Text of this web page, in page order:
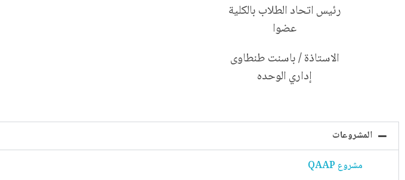
رئيس اتحاد الطلاب بالكلية
عضوا
الاستاذة / باسنت طنطاوى
إداري الوحده
المشروعات
مشروع QAAP